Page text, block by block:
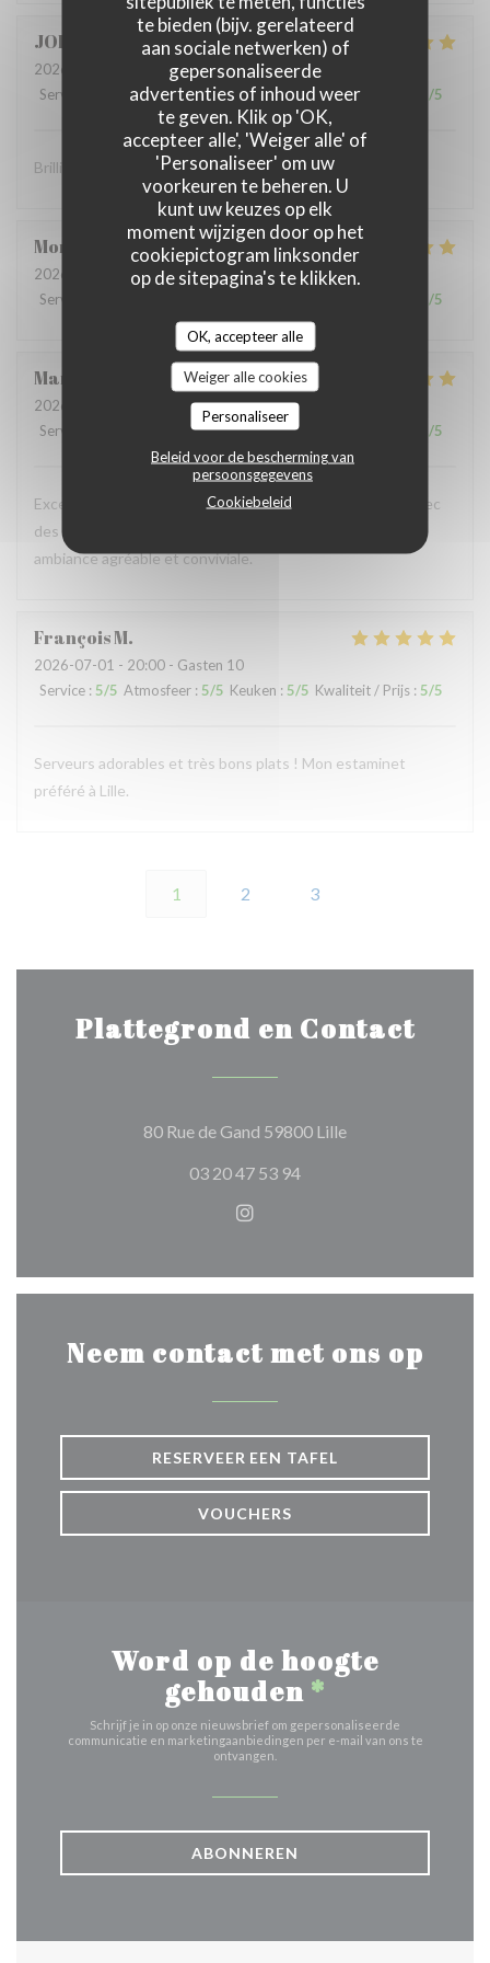
te bieden (bijv. gerelateerd
aan sociale netwerken) of
gepersonaliseerde
advertenties of inhoud weer
te geven. Klik op 'OK,
accepteer alle', 'Weiger alle' of
'Personaliseer' om uw
voorkeuren te beheren. U
kunt uw keuzes op elk
moment wijzigen door op het
cookiepictogram linksonder
op de sitepagina's te klikken.
OK, accepteer alle
Weiger alle cookies
Personaliseer
Beleid voor de bescherming van
persoonsgegevens
Cookiebeleid
JOHN
2026-07-10
- 19:00 - Gasten 2
Service
Atmosfeer:5/5 Keuken:5/5 Kwaliteit / Prijs /5
Brilliant food and brilliant sevice
Montaigne I
2026-07-07
- 19:30 - Gasten 3
Service
/5
Marie Paule
2026-07-04
- 13:15 - Gasten 4
Service
Atmosfeer:5/5 Keuken:5/5 /5
Excellent restaurant, plats délicieux, copieux, préparés avec
des produits frais , personnel chaleureux, à l’écoute ,
ambiance agréable et conviviale.
FrançoisM
2026-07-01 - 20:00 - Gasten 10
Service : 5/5 Atmosfeer : 5/5 Keuken : 5/5 Kwaliteit / Prijs : 5/5
Serveurs adorables et très bons plats ! Mon estaminet
préféré à Lille.
1 2 3
Plattegrond en Contact
80 Rue de Gand 59800 Lille((opent in een
03 20 47 53 94
Instagram ((opent in een
Neem contact met ons op
RESERVEER EEN TAFEL
VOUCHERS
Word op de hoogte
gehouden *
Schrijf je in op onze nieuwsbrief om gepersonaliseerde
communicatie en marketingaanbiedingen per e-mail van ons te
ontvangen.
ABONNEREN